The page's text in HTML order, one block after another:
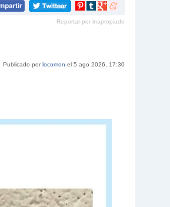
Compartir
Pinterest
Compartir
tumblr
Compartir
Google+
Compartir
meneame
Reportar por inapropiado
Publicado porlocomon el 5 ago 2026, 17:30